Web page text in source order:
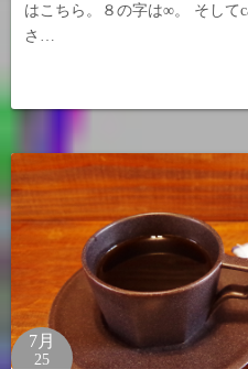
はこちら。８の字は∞。 そして
さ…
7月
25